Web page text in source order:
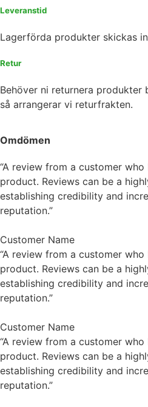
Leveranstid
Lagerförda produkter skickas
Retur
Behöver ni returnera
så arrangerar vi returfrakten.
Omdömen
“A review from a customer
product. Reviews can be a
establishing credibility and
reputation.”
Customer Name
“A review from a customer
product. Reviews can be a
establishing credibility and
reputation.”
Customer Name
“A review from a customer
product. Reviews can be a
establishing credibility and
reputation.”